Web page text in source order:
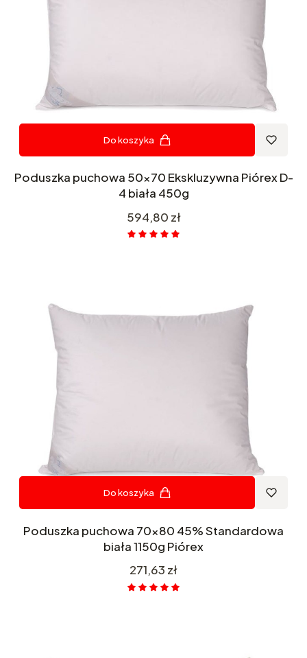
Do koszyka
Poduszka puchowa 50x70 Ekskluzywna Piórex D-
4 biała 450g
Cena
594,80 zł
Do koszyka
Poduszka puchowa 70x80 45% Standardowa
biała 1150g Piórex
Cena
271,63 zł